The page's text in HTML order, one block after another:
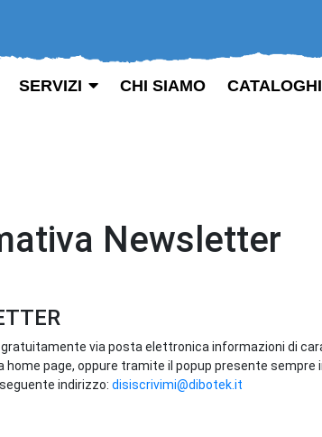
SERVIZI CHI SIAMO CATALOGHI
Newsletter
via posta elettronica informazioni di
page, oppure tramite il popup presente sempre
indirizzo: disiscrivimi@dibotek.it